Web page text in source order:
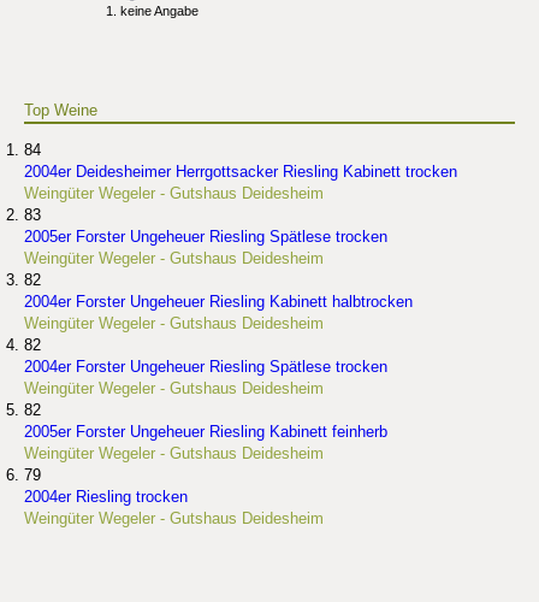
keine Angabe
Top Weine
84
2004er Deidesheimer Herrgottsacker Riesling Kabinett trocken
Weingüter Wegeler - Gutshaus Deidesheim
83
2005er Forster Ungeheuer Riesling Spätlese trocken
Weingüter Wegeler - Gutshaus Deidesheim
82
2004er Forster Ungeheuer Riesling Kabinett halbtrocken
Weingüter Wegeler - Gutshaus Deidesheim
82
2004er Forster Ungeheuer Riesling Spätlese trocken
Weingüter Wegeler - Gutshaus Deidesheim
82
2005er Forster Ungeheuer Riesling Kabinett feinherb
Weingüter Wegeler - Gutshaus Deidesheim
79
2004er Riesling trocken
Weingüter Wegeler - Gutshaus Deidesheim